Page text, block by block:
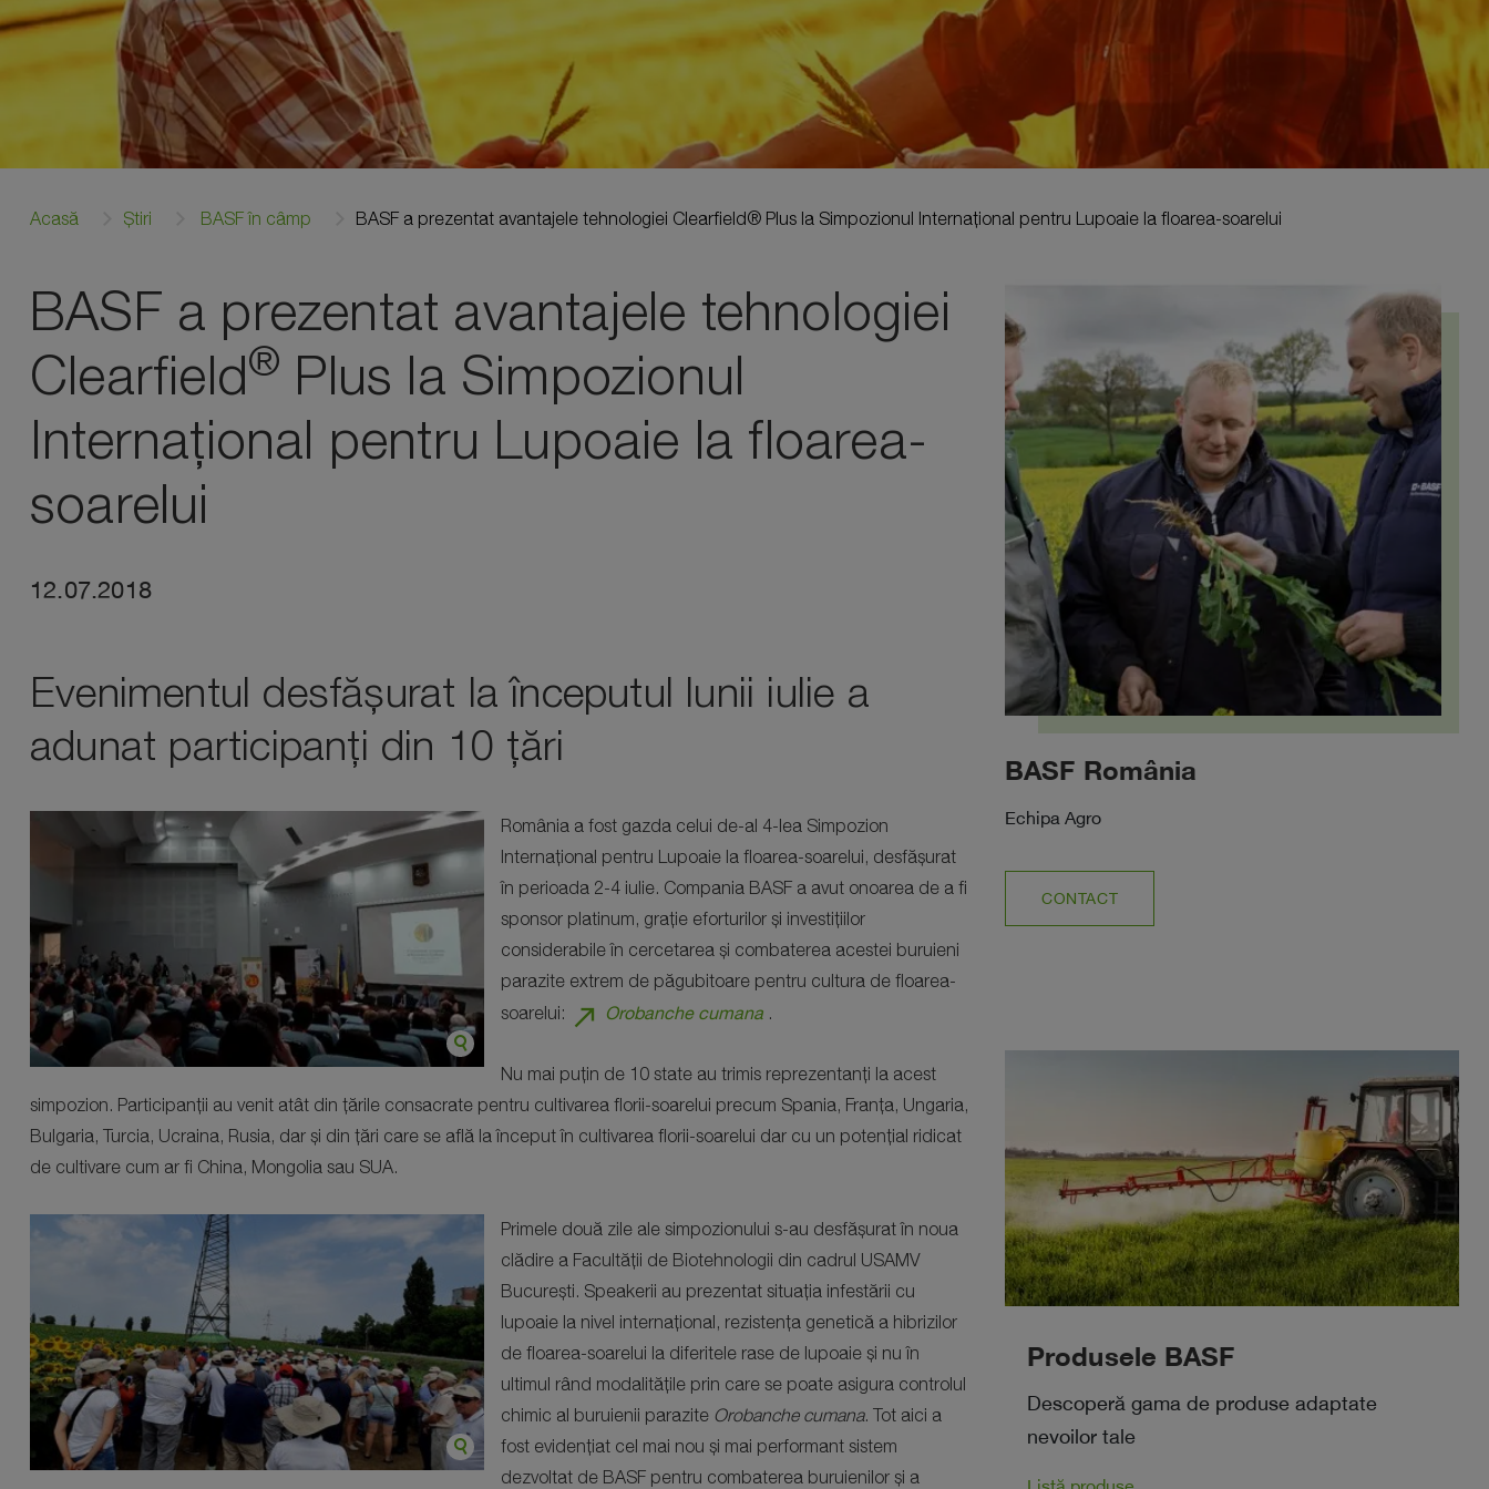
Acasă Știri BASF în câmp BASF a prezentat avantajele tehnologiei Clearfield® Plus la Simpozionul Internațional pentru Lupoaie la floarea-soarelui
BASF a prezentat avantajele tehnologiei
Clearfield® Plus la Simpozionul
Internațional pentru Lupoaie la floarea-
soarelui
12.07.2018
Evenimentul desfășurat la începutul lunii iulie a
adunat participanți din 10 țări
România a fost gazda celui de-al 4-lea Simpozion
Internațional pentru Lupoaie la floarea-soarelui, desfășurat
în perioada 2-4 iulie. Compania BASF a avut onoarea de a fi
sponsor platinum, grație eforturilor și investițiilor
considerabile în cercetarea și combaterea acestei buruieni
parazite extrem de păgubitoare pentru cultura de floarea-
soarelui: north_east Orobanche cumana .
Nu mai puțin de 10 state au trimis reprezentanți la acest
simpozion. Participanții au venit atât din țările consacrate pentru cultivarea florii-soarelui precum Spania, Franța, Ungaria,
Bulgaria, Turcia, Ucraina, Rusia, dar și din țări care se află la început în cultivarea florii-soarelui dar cu un potențial ridicat
de cultivare cum ar fi China, Mongolia sau SUA.
Primele două zile ale simpozionului s-au desfășurat în noua
clădire a Facultății de Biotehnologii din cadrul USAMV
București. Speakerii au prezentat situația infestării cu
lupoaie la nivel internațional, rezistența genetică a hibrizilor
de floarea-soarelui la diferitele rase de lupoaie și nu în
ultimul rând modalitățile prin care se poate asigura controlul
chimic al buruienii parazite Orobanche cumana. Tot aici a
fost evidențiat cel mai nou și mai performant sistem
dezvoltat de BASF pentru combaterea buruienilor și a
BASF România
Echipa Agro
CONTACT
Produsele BASF
Descoperă gama de produse adaptate
nevoilor tale